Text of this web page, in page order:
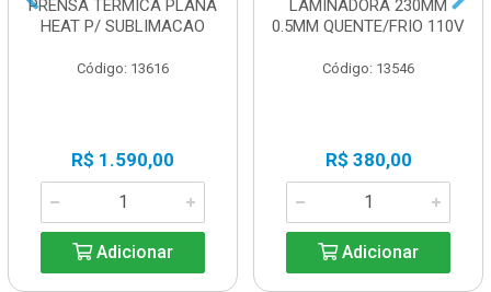
PRENSA TERMICA PLANA
HEAT P/ SUBLIMACAO
Código: 13616
R$ 1.590,00
Adicionar
LAMINADORA 230MM
0.5MM QUENTE/FRIO 110V
Código: 13546
R$ 380,00
Adicionar